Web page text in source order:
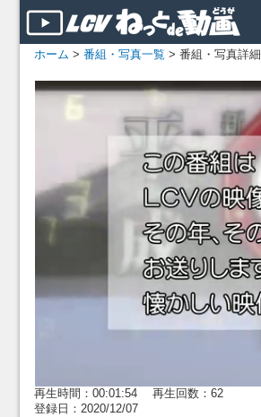
ホーム > 番組・写真一覧 > 番組・写真詳細
再生時間：00:01:54 再生回数：62
登録日：2020/12/07